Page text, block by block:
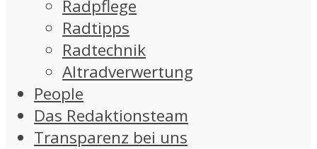
Radpflege
Radtipps
Radtechnik
Altradverwertung
People
Das Redaktionsteam
Transparenz bei uns